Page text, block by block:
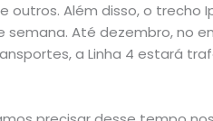
outros. Além disso, o trecho
semana. Até dezembro, no
a Linha 4 estará